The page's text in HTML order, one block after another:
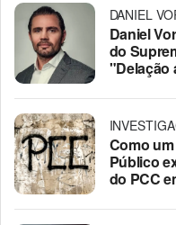
DANIEL
Daniel
do
"Delação
Como
Público
do PCC